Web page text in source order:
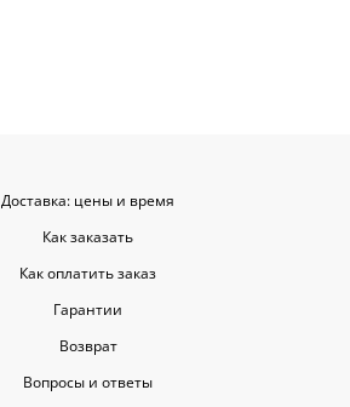
Доставка: цены и время
Как заказать
Как оплатить заказ
Гарантии
Возврат
Вопросы и ответы